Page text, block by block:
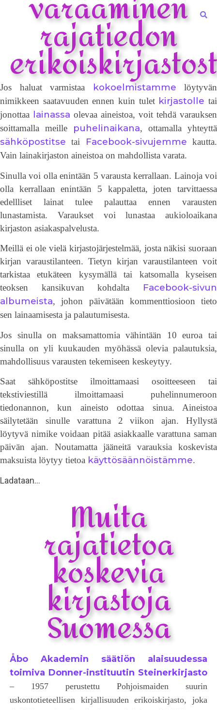
rajatiedon
Jos haluat varmistaa kokoelmistamme löytyvän
nimikkeen saatavuuden ennen kuin tulet kirjastolle tai
jonottaa lainassa olevaa aineistoa, voit tehdä varauksen
soittamalla meille puhelinaikana, ottamalla yhteyttä
sähköpostitse tai Facebook-sivujemme kautta.
Vain lainakirjaston aineistoa on mahdollista varata.
Sinulla voi olla enintään 5 varausta kerrallaan. Lainoja voi
olla kerrallaan enintään 5 kappaletta, joten tarvittaessa
edellliset lainat tulee palauttaa ennen varausten
lunastamista. Varaukset voi lunastaa aukioloaikana
kirjaston asiakaspalvelusta.
Meillä ei ole vielä kirjastojärjestelmää, josta näkisi suoraan
kirjan varaustilanteen. Tietyn kirjan varaustilanteen voit
tarkistaa etukäteen kysymällä tai katsomalla kyseisen
teoksen kansikuvan kohdalta Facebook-sivun
albumeista, johon päivätään kommenttiosioon tieto
sen lainaamisesta ja palautumisesta.
Jos sinulla on maksamattomia vähintään 10 euroa tai
sinulla on yli kuukauden myöhässä olevia palautuksia,
mahdollisuus varausten tekemiseen keskeytyy.
Saat sähköpostitse ilmoittamaasi osoitteeseen tai
tekstiviestillä ilmoittamaasi puhelinnumeroon
tiedonannon, kun aineisto odottaa sinua. Aineistoa
säilytetään sinulle varattuna 2 viikon ajan. Hyllystä
löytyvä nimike voidaan pitää asiakkaalle varattuna saman
päivän ajan. Noutamatta jääneitä varauksia koskevista
maksuista löytyy tietoa käyttösäännöistämme.
Ladataan…
Muita
rajatietoa
koskevia
kirjastoja
Suomessa
Åbo Akademin säätiön alaisuudessa
toimiva Donner-instituutin Steinerkirjasto
– 1957 perustettu Pohjoismaiden suurin
uskontotieteellisen kirjallisuuden erikoiskirjasto, joka